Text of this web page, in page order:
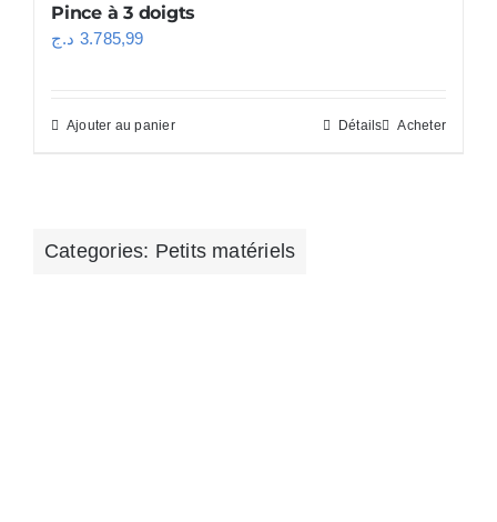
Pince à 3 doigts
3.785,99 د.ج
Ajouter au panier Acheter
Détails
Categories: Petits matériels